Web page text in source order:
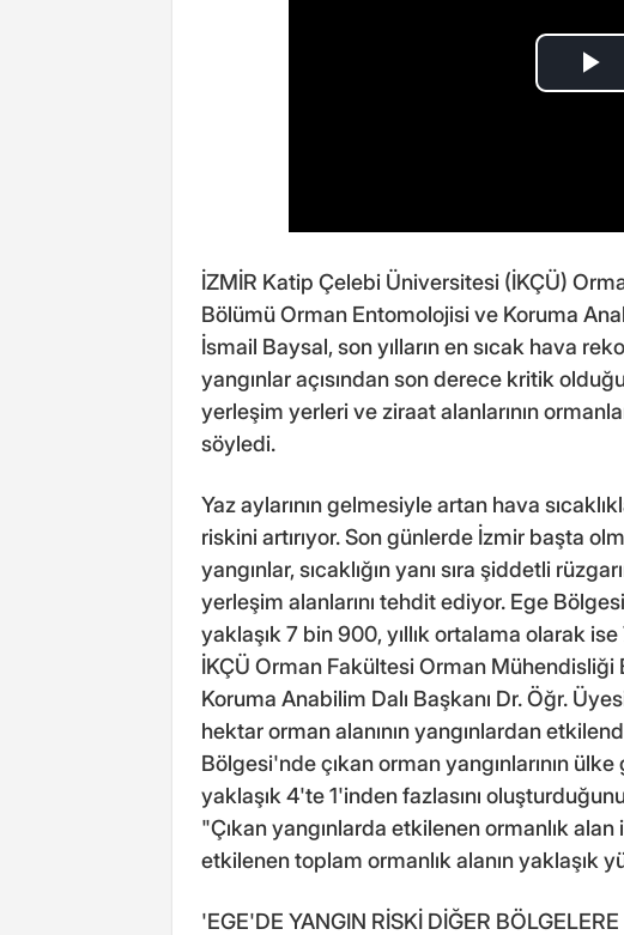
İZMİR Katip Çelebi Üniversitesi (İKÇÜ)
Bölümü Orman Entomolojisi ve Koruma
İsmail Baysal, son yılların en sıcak hava
yangınlar açısından son derece kritik
yerleşim yerleri ve ziraat alanlarının
söyledi.
Yaz aylarının gelmesiyle artan hava
riskini artırıyor. Son günlerde İzmir başta
yangınlar, sıcaklığın yanı sıra şiddetli
yerleşim alanlarını tehdit ediyor. Ege
yaklaşık 7 bin 900, yıllık ortalama olarak ise
İKÇÜ Orman Fakültesi Orman
Koruma Anabilim Dalı Başkanı Dr. Öğr.
hektar orman alanının yangınlardan
Bölgesi'nde çıkan orman yangınlarının
yaklaşık 4'te 1'inden fazlasını
"Çıkan yangınlarda etkilenen ormanlık
etkilenen toplam ormanlık alanın yaklaşık
'EGE'DE YANGIN RİSKİ DİĞER